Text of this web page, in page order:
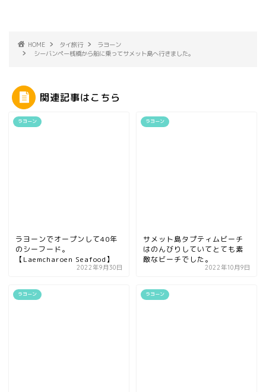
HOME タイ旅行
ラヨーン
シーバンペー桟橋から船に乗ってサメット島へ行きました。
関連記事はこちら
ラヨーン
ラヨーンでオープンして40年
のシーフード。
【Laemcharoen Seafood】
2022年9月30日
ラヨーン
サメット島タプティムビーチ
はのんびりしていてとても素
敵なビーチでした。
2022年10月9日
ラヨーン ラヨーン